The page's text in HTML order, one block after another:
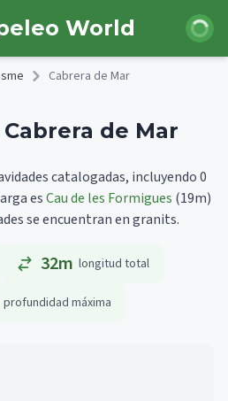
World Iniciar
Cabrera de Mar
de Mar
catalogadas, incluyendo 0
esCau de les Formigues (19m)
se encuentran en granits.
32m longitud total
profundidad máxima